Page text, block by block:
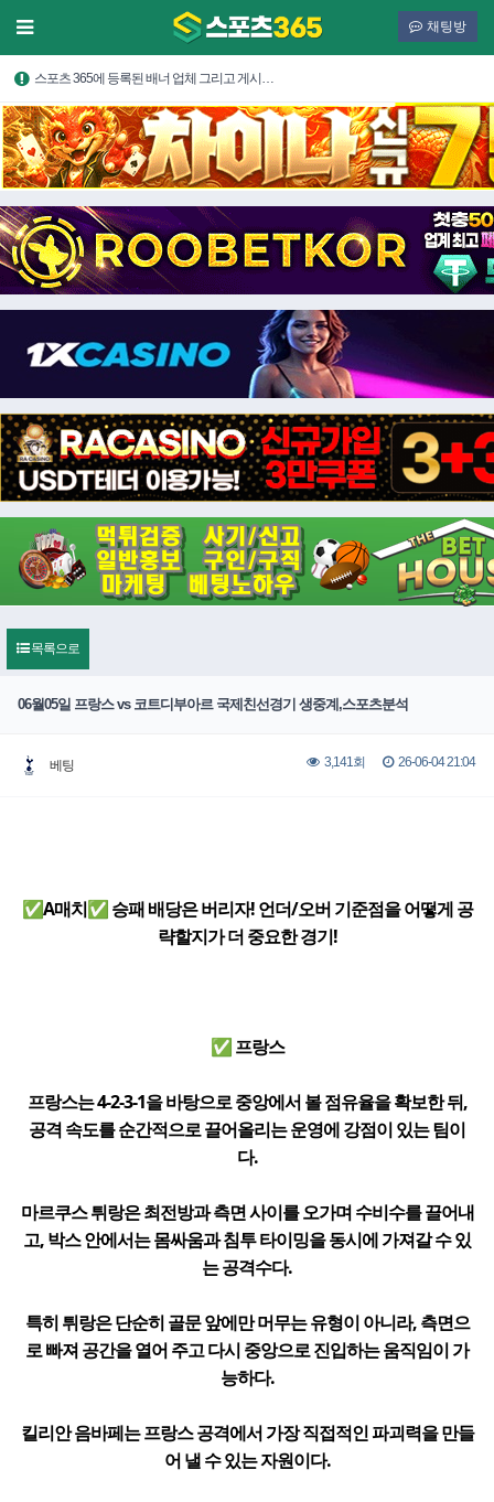
채팅방
스포츠 365에 등록된 배너 업체 그리고 게시…
목록으로
06월05일 프랑스 vs 코트디부아르 국제친선경기 생중계,스포츠분석
베팅 3,141회 26-06-04 21:04
✅A매치✅ 승패 배당은 버리자! 언더/오버 기준점을 어떻게 공
략할지가 더 중요한 경기!
✅ 프랑스
프랑스는 4-2-3-1을 바탕으로 중앙에서 볼 점유율을 확보한 뒤,
공격 속도를 순간적으로 끌어올리는 운영에 강점이 있는 팀이
다.
마르쿠스 튀랑은 최전방과 측면 사이를 오가며 수비수를 끌어내
고, 박스 안에서는 몸싸움과 침투 타이밍을 동시에 가져갈 수 있
는 공격수다.
특히 튀랑은 단순히 골문 앞에만 머무는 유형이 아니라, 측면으
로 빠져 공간을 열어 주고 다시 중앙으로 진입하는 움직임이 가
능하다.
킬리안 음바페는 프랑스 공격에서 가장 직접적인 파괴력을 만들
어 낼 수 있는 자원이다.